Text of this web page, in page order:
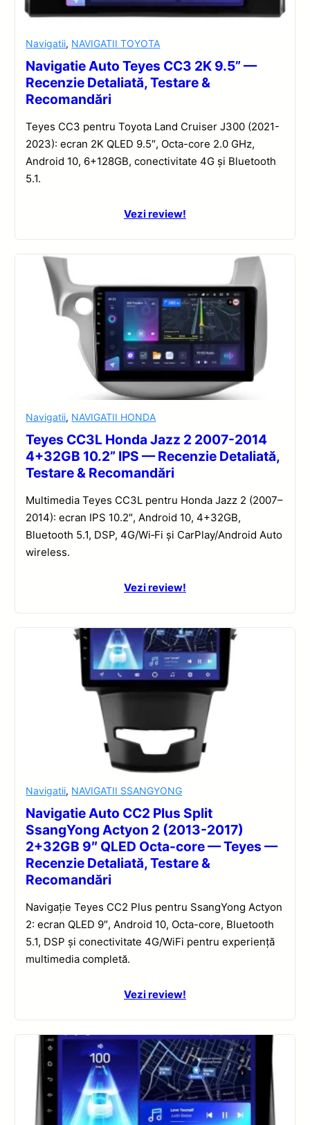
Navigatii, NAVIGATII TOYOTA
Navigatie Auto Teyes CC3 2K 9.5” —
Recenzie Detaliată, Testare &
Recomandări
Teyes CC3 pentru Toyota Land Cruiser J300 (2021-
2023): ecran 2K QLED 9.5″, Octa-core 2.0 GHz,
Android 10, 6+128GB, conectivitate 4G și Bluetooth
5.1.
Vezi review!
Navigatii, NAVIGATII HONDA
Teyes CC3L Honda Jazz 2 2007-2014
4+32GB 10.2” IPS — Recenzie Detaliată,
Testare & Recomandări
Multimedia Teyes CC3L pentru Honda Jazz 2 (2007–
2014): ecran IPS 10.2″, Android 10, 4+32GB,
Bluetooth 5.1, DSP, 4G/Wi‑Fi și CarPlay/Android Auto
wireless.
Vezi review!
Navigatii, NAVIGATII SSANGYONG
Navigatie Auto CC2 Plus Split
SsangYong Actyon 2 (2013-2017)
2+32GB 9″ QLED Octa-core — Teyes —
Recenzie Detaliată, Testare &
Recomandări
Navigație Teyes CC2 Plus pentru SsangYong Actyon
2: ecran QLED 9″, Android 10, Octa-core, Bluetooth
5.1, DSP și conectivitate 4G/WiFi pentru experiență
multimedia completă.
Vezi review!